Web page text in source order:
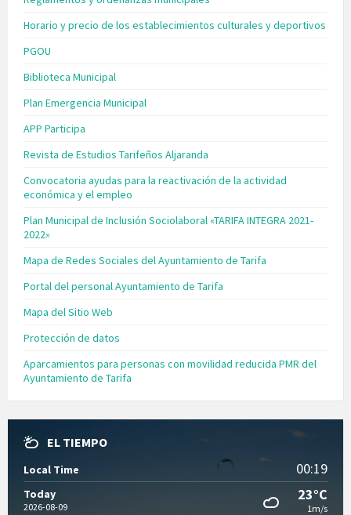
Horario y precio de los establecimientos culturales y deportivos
PGOU
Biblioteca Municipal
Plan Emergencia Municipal
APP Participa
Revista de Estudios Tarifeños Aljaranda
Convocatoria ayudas para la reactivación de la actividad
económica y el empleo
Plan Municipal de Inclusión Sociolaboral «TARIFA INTEGRA 2021-
2022»
Mapa de Redes Sociales del Ayuntamiento de Tarifa
Portal del personal Ayuntamiento de Tarifa
Mapa del Sitio Web
Protección de datos
Aparcamientos para personas con movilidad reducida PMR del
Ayuntamiento de Tarifa
EL TIEMPO
Local Time 00:19
Today
2026-08-09
23°C
1m/s